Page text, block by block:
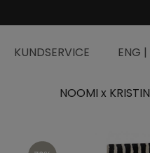
KUNDSERVICE ENG |
NOOMI x KRISTIN